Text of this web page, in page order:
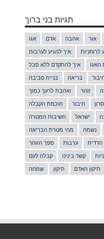
תגיות בני ברוך
אגו אדם אהבה אור
איך להגיע לערבות לרוחניות
איך להתקדם ללא סבל האגו
בניית סביבה בריאה
ואהבת לרעך כמוך זוהר
חוכמת הקבלה חיבור
חשיבות המטרה ישראל
מהי מטרת הבריאה נשמה
ספר הזוהר ערבות הדדית
קבלה לעם קשר בינינו
שמחה תיקון תיקון האדם